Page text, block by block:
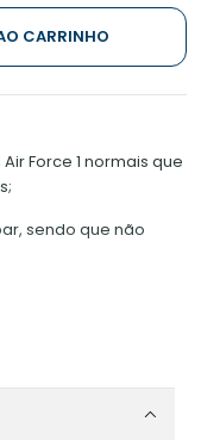
CARRINHO
Force 1 normais que
sendo que não